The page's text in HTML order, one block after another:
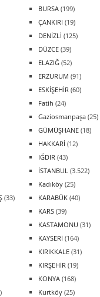
BURSA (199)
ÇANKIRI (19)
DENİZLİ (125)
DÜZCE (39)
ELAZIĞ (52)
ERZURUM (91)
ESKİŞEHİR (60)
Fatih (24)
Gaziosmanpaşa (25)
GÜMÜŞHANE (18)
HAKKARİ (12)
IĞDIR (43)
İSTANBUL (3.522)
Kadıköy (25)
(33) KARABÜK (40)
KARS (39)
KASTAMONU (31)
KAYSERİ (164)
KIRIKKALE (31)
KIRŞEHİR (19)
KONYA (168)
Kurtköy (25)